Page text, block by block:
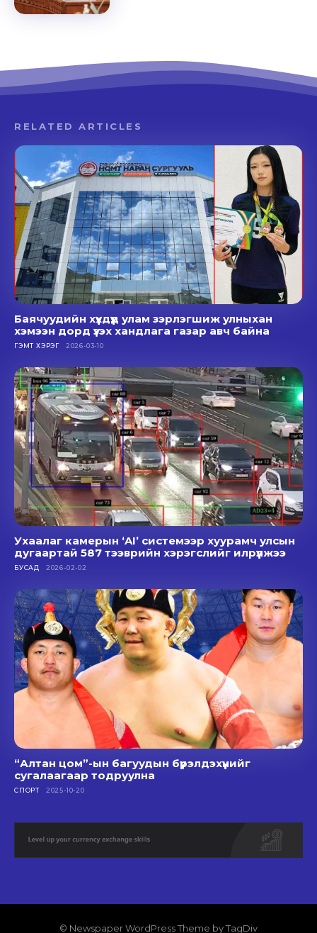
RELATED ARTICLES
Баячуудийн хүүхдүүд улам зэрлэгшиж улныхан
хэмээн дорд үзэх хандлага газар авч байна
ГЭМТ ХЭРЭГ 2026-03-10
Ухаалаг камерын ‘AI’ системээр хуурамч улсын
дугаартай 587 тээврийн хэрэгслийг илрүүлжээ
БУСАД 2026-02-02
“Алтан цом”-ын багуудын бүрэлдэхүүнийг
сугалаагаар тодруулна
СПОРТ 2025-10-20
© Newspaper WordPress Theme by TagDiv